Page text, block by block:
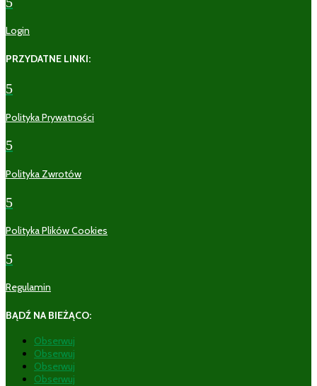
Login
PRZYDATNE LINKI:
5
Polityka Prywatności
5
Polityka Zwrotów
5
Polityka Plików Cookies
5
Regulamin
BĄDŹ NA BIEŻĄCO:
Obserwuj
Obserwuj
Obserwuj
Obserwuj